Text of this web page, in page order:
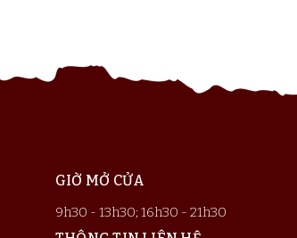
GIỜ MỞ CỬA
9h30 - 13h30; 16h30 - 21h30